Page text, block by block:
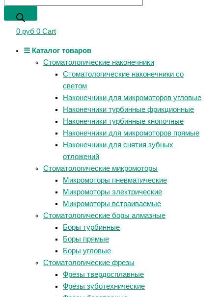
0 руб 0 Cart
☰ Каталог товаров
Стоматологические наконечники
Стоматологические наконечники со
светом
Наконечники для микромоторов угловые
Наконечники турбинные фрикционные
Наконечники турбинные кнопочные
Наконечники для микромоторов прямые
Наконечники для снятия зубных
отложений
Стоматологические микромоторы
Микромоторы пневматические
Микромоторы электрические
Микромоторы встраиваемые
Стоматологические боры алмазные
Боры турбинные
Боры прямые
Боры угловые
Стоматологические фрезы
Фрезы твердосплавные
Фрезы зуботехнические